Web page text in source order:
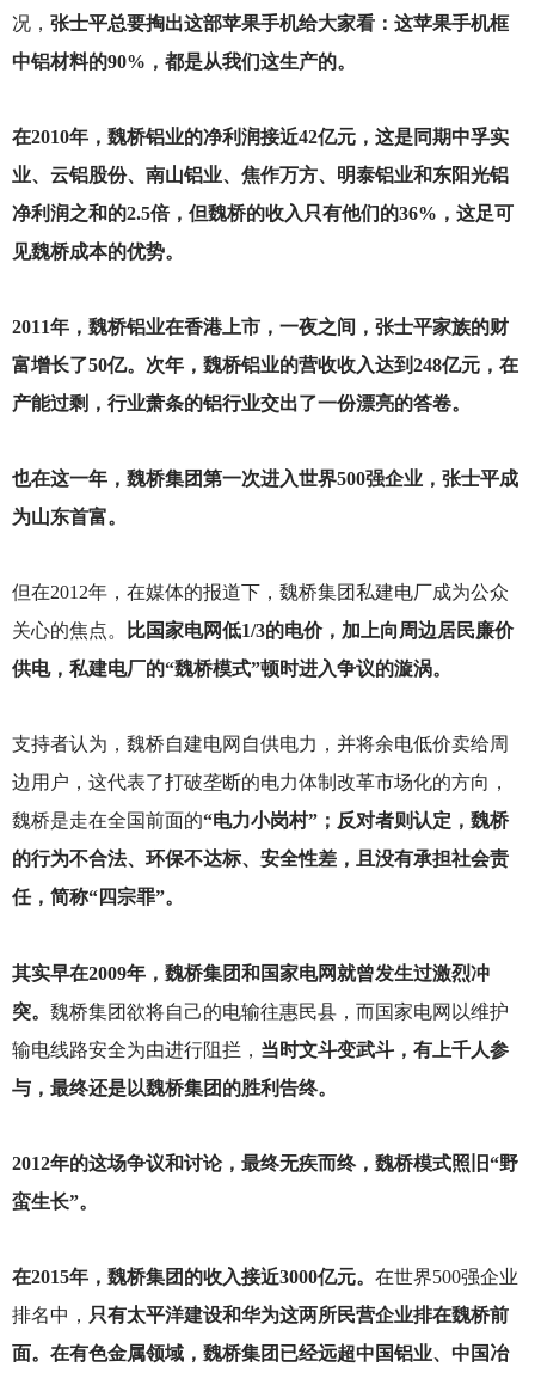
况， 张士平总要掏出这部苹果手机给大家看：这苹果手机框
中铝材料的90%，都是从我们这生产的。
在2010年，魏桥铝业的净利润接近42亿元，这是同期中孚实
业、云铝股份、南山铝业、焦作万方、明泰铝业和东阳光铝
净利润之和的2.5倍，但魏桥的收入只有他们的36%，这足可
见魏桥成本的优势。
2011年，魏桥铝业在香港上市，一夜之间，张士平家族的财
富增长了50亿。次年，魏桥铝业的营收收入达到248亿元，在
产能过剩，行业萧条的铝行业交出了一份漂亮的答卷。
也在这一年，魏桥集团第一次进入世界500强企业，张士平成
为山东首富。
但在2012年，在媒体的报道下，魏桥集团私建电厂成为公众
关心的焦点。
比国家电网低1/3的电价，加上向周边居民廉价
供电，私建电厂的“魏桥模式”顿时进入争议的漩涡。
支持者认为，魏桥自建电网自供电力，并将余电低价卖给周
边用户，这代表了打破垄断的电力体制改革市场化的方向，
魏桥是走在全国前面的“电力小岗村”；反对者则认定，魏桥
的行为不合法、环保不达标、安全性差，且没有承担社会责
任，简称“四宗罪”。
其实早在2009年，魏桥集团和国家电网就曾发生过激烈冲
突。 魏桥集团欲将自己的电输往惠民县，而国家电网以维护
输电线路安全为由进行阻拦， 当时文斗变武斗，有上千人参
与，最终还是以魏桥集团的胜利告终。
2012年的这场争议和讨论，最终无疾而终，魏桥模式照旧“野
蛮生长”。
在2015年，魏桥集团的收入接近3000亿元。 在世界500强企业
排名中， 只有太平洋建设和华为这两所民营企业排在魏桥前
面。在有色金属领域，魏桥集团已经远超中国铝业、中国冶